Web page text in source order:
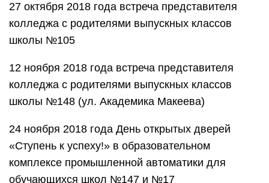
27 октября 2018 года встреча представителя
колледжа с родителями выпускных классов
школы №105
12 ноября 2018 года встреча представителя
колледжа с родителями выпускных классов
школы №148 (ул. Академика Макеева)
24 ноября 2018 года День открытых дверей
«Ступень к успеху!» в образовательном
комплексе промышленной автоматики для
обучающихся школ №147 и №17